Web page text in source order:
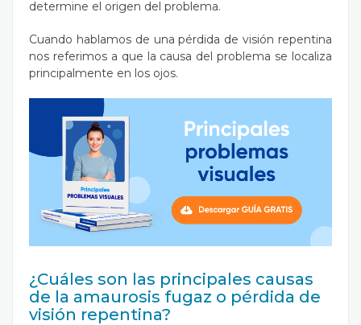
determine el origen del problema.
Cuando hablamos de una pérdida de visión repentina
nos referimos a que la causa del problema se localiza
principalmente en los ojos.
¿Cuáles son las principales causas
de la amaurosis fugaz o pérdida de
visión repentina?